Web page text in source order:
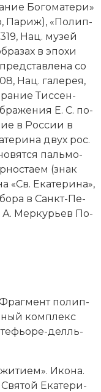
Бо­го­ма­те­ри»
Па­риж), «По­лип­
Нац. му­зей
в эпо­хи
со
Нац. га­ле­рея,
Тис­сен-
Е. С. по­
в Рос­сии в
двух рос.
паль­мо­
(знак
«Св. Ека­те­ри­на»,
в Санкт-Пе­
А. Мер­курь­ев По­
Фраг­мент по­лип­
ком­плекс
делль-
Ико­на.
Ека­те­ри­